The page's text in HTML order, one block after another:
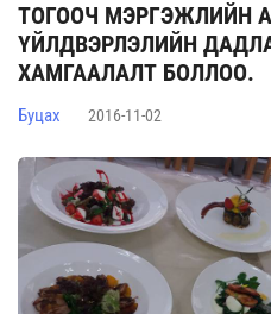
ТОГООЧ МЭРГЭЖЛИЙН
ҮЙЛДВЭРЛЭЛИЙН
ХАМГААЛАЛТ БОЛЛОО.
Буцах 2016-11-02